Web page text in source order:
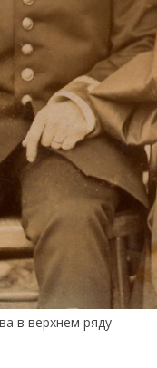
в верхнем ряду